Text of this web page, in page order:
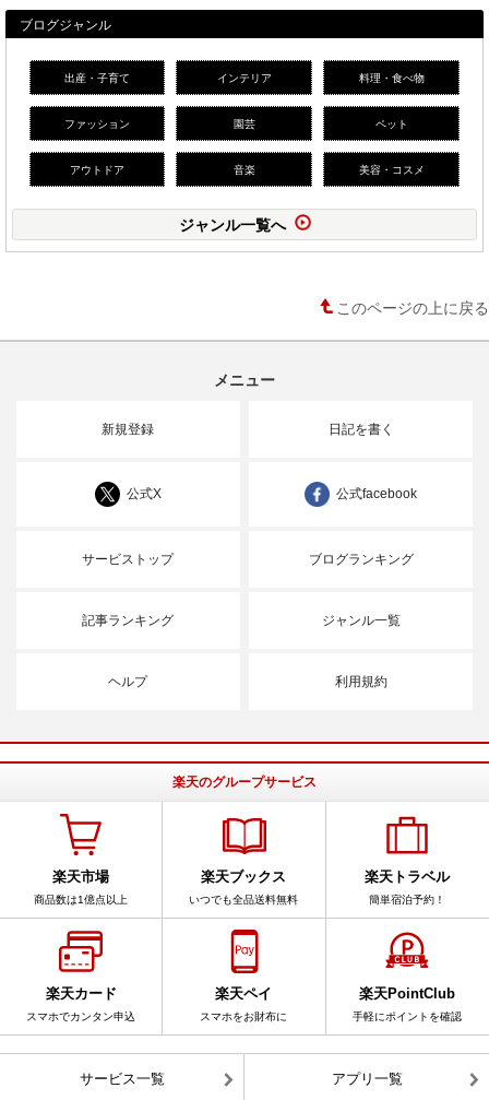
ブログジャンル
出産・子育て インテリア 料理・食べ物
ファッション 園芸 ペット
アウトドア 音楽 美容・コスメ
ジャンル一覧へ
このページの上に戻る
メニュー
新規登録 日記を書く
公式X 公式facebook
サービストップ ブログランキング
記事ランキング ジャンル一覧
ヘルプ 利用規約
楽天のグループサービス
楽天市場
商品数は1億点以上
楽天ブックス
いつでも全品送料無料
楽天トラベル
簡単宿泊予約！
楽天カード
スマホでカンタン申込
楽天ペイ
スマホをお財布に
楽天PointClub
手軽にポイントを確認
サービス一覧 アプリ一覧